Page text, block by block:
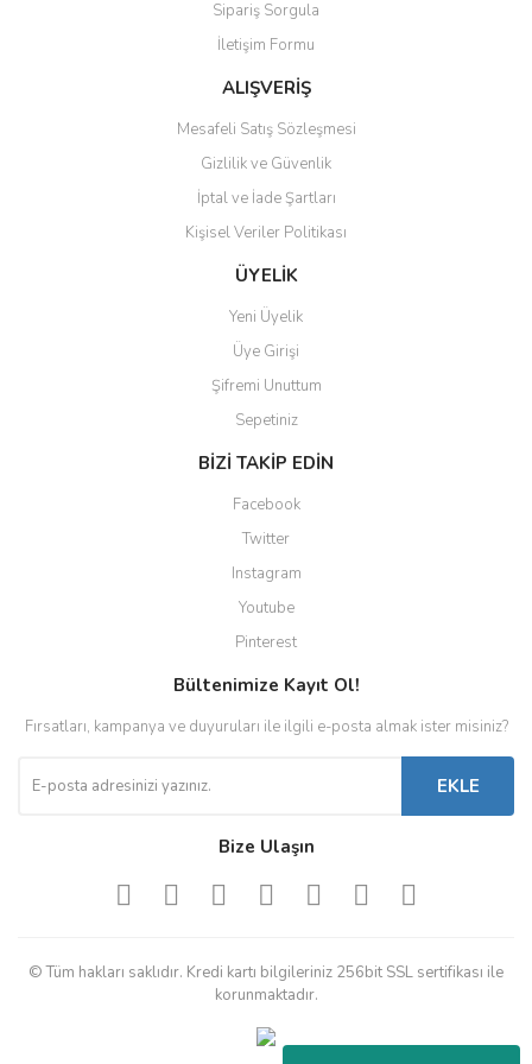
Ürün bilgilerinde hatalar bulunuyor.
Ürün fiyatı diğer sitelerden daha pahalı.
Bu ürüne benzer farklı alternatifler olmalı.
Gönder
Sipariş Sorgula
İletişim Formu
ALIŞVERİŞ
Mesafeli Satış Sözleşmesi
Gizlilik ve Güvenlik
İptal ve İade Şartları
Kişisel Veriler Politikası
ÜYELİK
Yeni Üyelik
Üye Girişi
Şifremi Unuttum
Sepetiniz
BİZİ TAKİP EDİN
Facebook
Twitter
Instagram
Youtube
Pinterest
Bültenimize Kayıt Ol!
Fırsatları, kampanya ve duyuruları ile ilgili e-posta almak ister misiniz?
EKLE
Bize Ulaşın
© Tüm hakları saklıdır. Kredi kartı bilgileriniz 256bit SSL sertifikası ile
korunmaktadır.